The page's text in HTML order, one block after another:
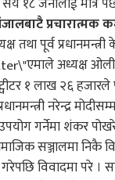
प्रचारात्मक
तथा पूर्व
एमाले अध्यक्ष
१ लाख २६
नरेन्द्र
गर्नेमा शंकर
सञ्जालमा निकै
गरेपछि विवादमा परे